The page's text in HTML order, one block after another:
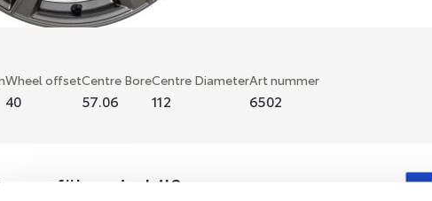
Wheel offset
40
Centre Bore
57.06
Centre Diameter
112
Art nummer
6502
fälg min bil?